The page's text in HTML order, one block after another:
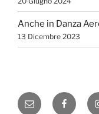
Anche in Danza
13 Dicembre 2023
Email